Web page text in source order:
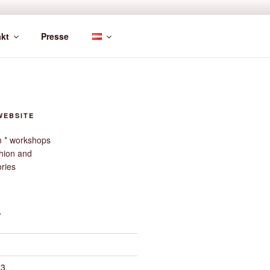
Presse
* workshops
and